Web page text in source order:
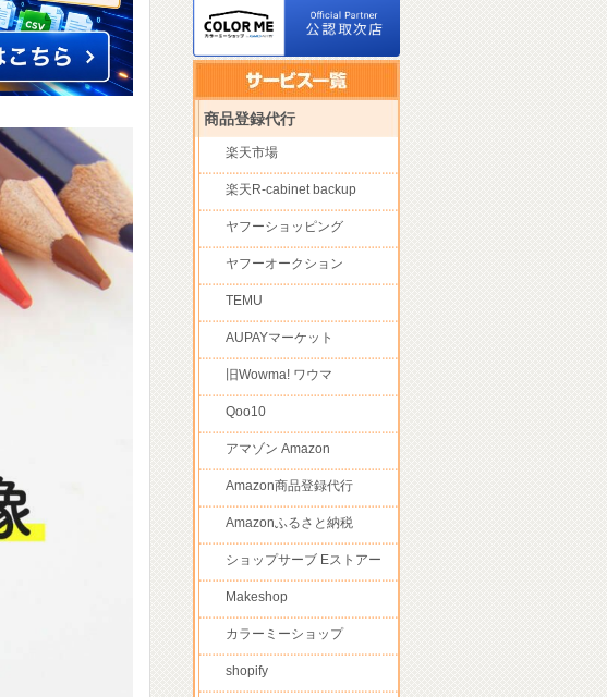
商品登録代行
楽天市場
楽天R-cabinet backup
ヤフーショッピング
ヤフーオークション
TEMU
AUPAYマーケット
旧Wowma! ワウマ
Qoo10
アマゾン Amazon
Amazon商品登録代行
Amazonふるさと納税
ショップサーブ Eストアー
Makeshop
カラーミーショップ
shopify